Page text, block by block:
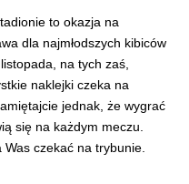
to okazja na
dla najmłodszych kibiców
na tych zaś,
naklejki czeka na
jednak, że wygrać
się na każdym meczu.
czekać na trybunie.